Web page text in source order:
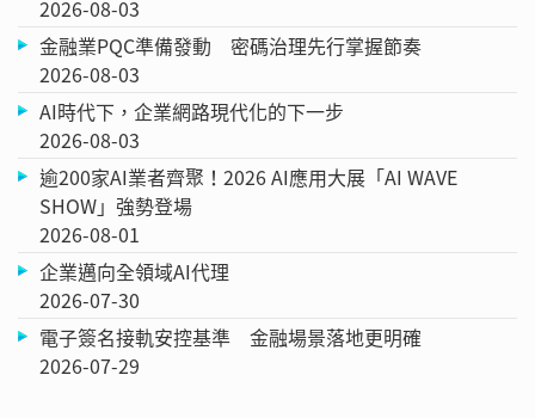
2026-08-03
金融業PQC準備發動 密碼治理先行掌握節奏
2026-08-03
AI時代下，企業網路現代化的下一步
2026-08-03
逾200家AI業者齊聚！2026 AI應用大展「AI WAVE
SHOW」強勢登場
2026-08-01
企業邁向全領域AI代理
2026-07-30
電子簽名接軌安控基準 金融場景落地更明確
2026-07-29